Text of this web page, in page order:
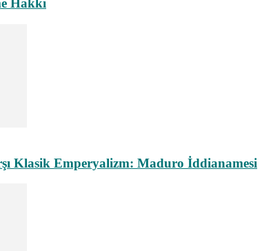
Hakkı
Klasik Emperyalizm: Maduro İddianamesi